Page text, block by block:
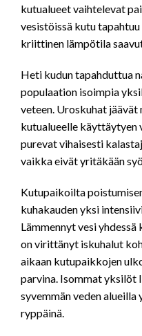
kutualueet vaihtelevat
vesistöissä kutu
kriittinen lämpötila
Heti kudun tapahduttua
populaation isoimpia
veteen. Uroskuhat
kutualueelle käyttäytyen
purevat vihaisesti
vaikka eivät yritäkään
Kutupaikoilta
kuhakauden yksi
Lämmennyt vesi
on virittänyt iskuhalut
aikaan kutupaikkojen
parvina. Isommat yksilöt
syvemmän veden
ryppäinä.